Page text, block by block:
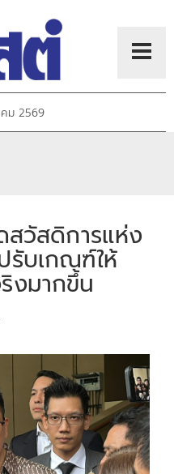
ม 2569
สวัสดิการแห่ง
รับเกณฑ์ให้
งมากขึ้น